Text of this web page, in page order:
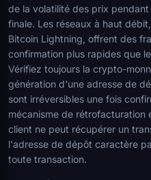
de la volatilité des prix
finale. Les réseaux à haut
Bitcoin Lightning, offrent des
confirmation plus rapides que
Vérifiez toujours la crypto-
génération d'une adresse de
sont irréversibles une fois
mécanisme de rétrofacturation
client ne peut récupérer un
l'adresse de dépôt caractère
toute transaction.